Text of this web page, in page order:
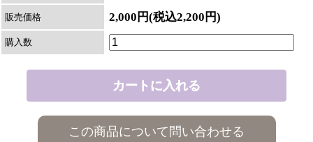
販売価格 2,000円(税込2,200円)
購入数
この商品について問い合わせる